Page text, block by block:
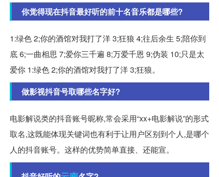
你觉得现在抖音最好听的前十名音乐都是哪些?
1:绿色 2;你的酒馆对我打了洋 3;狂狼 4;往后余生 5;陪你到
底 6;一曲相思 7;爱你三千遍 8;万爱千恩 9;伪装 10;只是太
爱你 1:绿色 2;你的酒馆对我打了洋 3;狂狼。
做影视抖音号取哪些名字好?
电影解说类的抖音账号昵称,常会采用“xx+电影解说”的形式
取名,这既能体现关键词也有利于让用户区别到个人,是哪个
人的抖音账号。这样的优势简单直接、还能宣。